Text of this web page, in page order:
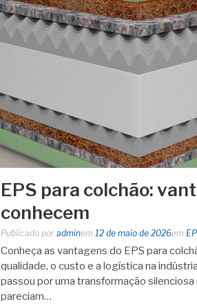
EPS para colchão:
conhecem
Publicado por adminem 12 de maio de 2026em
Conheça as vantagens do EPS para
qualidade, o custo e a logística na
passou por uma transformação
pareciam…